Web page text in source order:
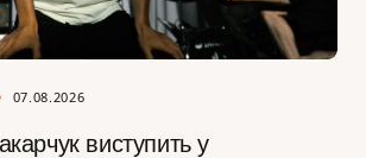
07.08.2026
виступить у